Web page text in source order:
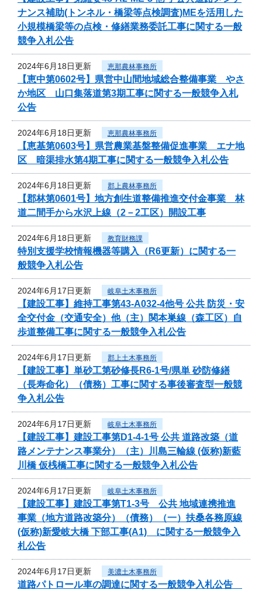
ナンス補助(トンネル・橋梁等点検調査)MEを活用した
小規模橋梁等の点検・修繕業務委託工事に関する一般
競争入札公告
2024年6月18日更新 恵那農林事務所
【恵中第0602号】県営中山間地域総合整備事業 やさ
か地区 山口集落道第3期工事に関する一般競争入札
公告
2024年6月18日更新 恵那農林事務所
【恵基第0603号】県営農業基盤整備促進事業 エナ地
区 暗渠排水第4期工事に関する一般競争入札公告
2024年6月18日更新 郡上農林事務所
【郡林第0601号】地方創生道整備推進交付金事業 林
道二間手から水沢上線（2－2工区）開設工事
2024年6月18日更新 教育財務課
特別支援学校情報機器等購入（R6更新）に関する一
般競争入札公告
2024年6月17日更新 岐阜土木事務所
【建設工事】維持工事第43-A032-4他号 公共 防災・安
全交付金（交通安全）他（主）関本巣線（森工区）自
歩道整備工事に関する一般競争入札公告
2024年6月17日更新 郡上土木事務所
【建設工事】単砂工第砂修長R6-1号/県単 砂防修繕
（長寿命化）（債務）工事に関する事後審査型一般競
争入札公告
2024年6月17日更新 岐阜土木事務所
【建設工事】建設工事第D1-4-1号 公共 道路改築（道
路メンテナンス事業分）（主）川島三輪線 (仮称)新藍
川橋 仮桟橋工事に関する一般競争入札公告
2024年6月17日更新 岐阜土木事務所
【建設工事】建設工事第T1-3号 公共 地域連携推進
事業（地方道路改築分）（債務）（一）扶桑各務原線
(仮称)新愛岐大橋 下部工事(A1) に関する一般競争入
札公告
2024年6月17日更新 美濃土木事務所
道路パトロール車の調達に関する一般競争入札公告